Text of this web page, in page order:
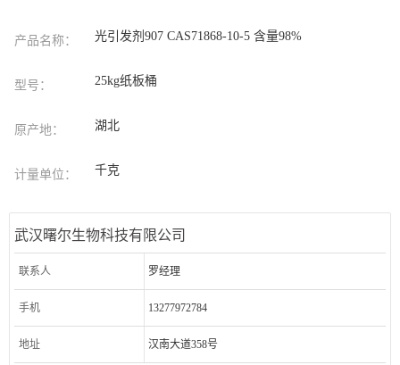
产品名称： 光引发剂907 CAS71868-10-5 含量98%
型号： 25kg纸板桶
原产地： 湖北
计量单位： 千克
武汉曙尔生物科技有限公司
联系人 罗经理
手机 13277972784
地址 汉南大道358号